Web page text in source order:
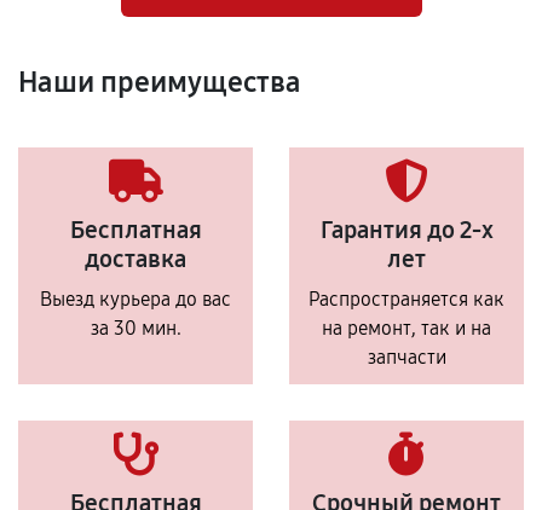
Наши преимущества
Бесплатная
доставка
Выезд курьера до вас
за 30 мин.
Гарантия до 2-х
лет
Распространяется как
на ремонт, так и на
запчасти
Бесплатная Срочный ремонт